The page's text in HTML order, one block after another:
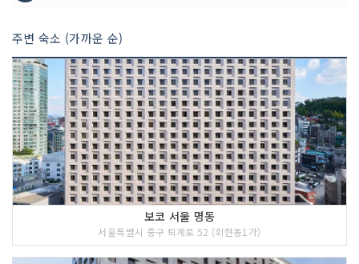
주변 숙소 (가까운 순)
보코 서울 명동
서울특별시 중구 퇴계로 52 (회현동1가)